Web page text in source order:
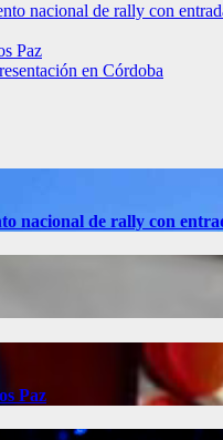
nacional de rally con
Paz
en Córdoba
nacional de rally con
Paz